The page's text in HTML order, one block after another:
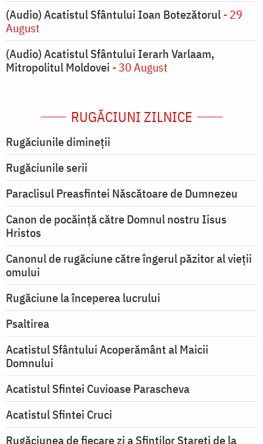
(Audio) Acatistul Sfântului Ioan Botezătorul- 29
August
(Audio) Acatistul Sfântului Ierarh Varlaam,
Mitropolitul Moldovei - 30 August
RUGĂCIUNI ZILNICE
Rugăciunile dimineții
Rugăciunile serii
Paraclisul Preasfintei Născătoare de Dumnezeu
Canon de pocăință către Domnul nostru Iisus
Hristos
Canonul de rugăciune către îngerul păzitor al vieții
omului
Rugăciune la începerea lucrului
Psaltirea
Acatistul Sfântului Acoperământ al Maicii
Domnului
Acatistul Sfintei Cuvioase Parascheva
Acatistul Sfintei Cruci
Rugăciunea de fiecare zi a Sfinților Stareți de la